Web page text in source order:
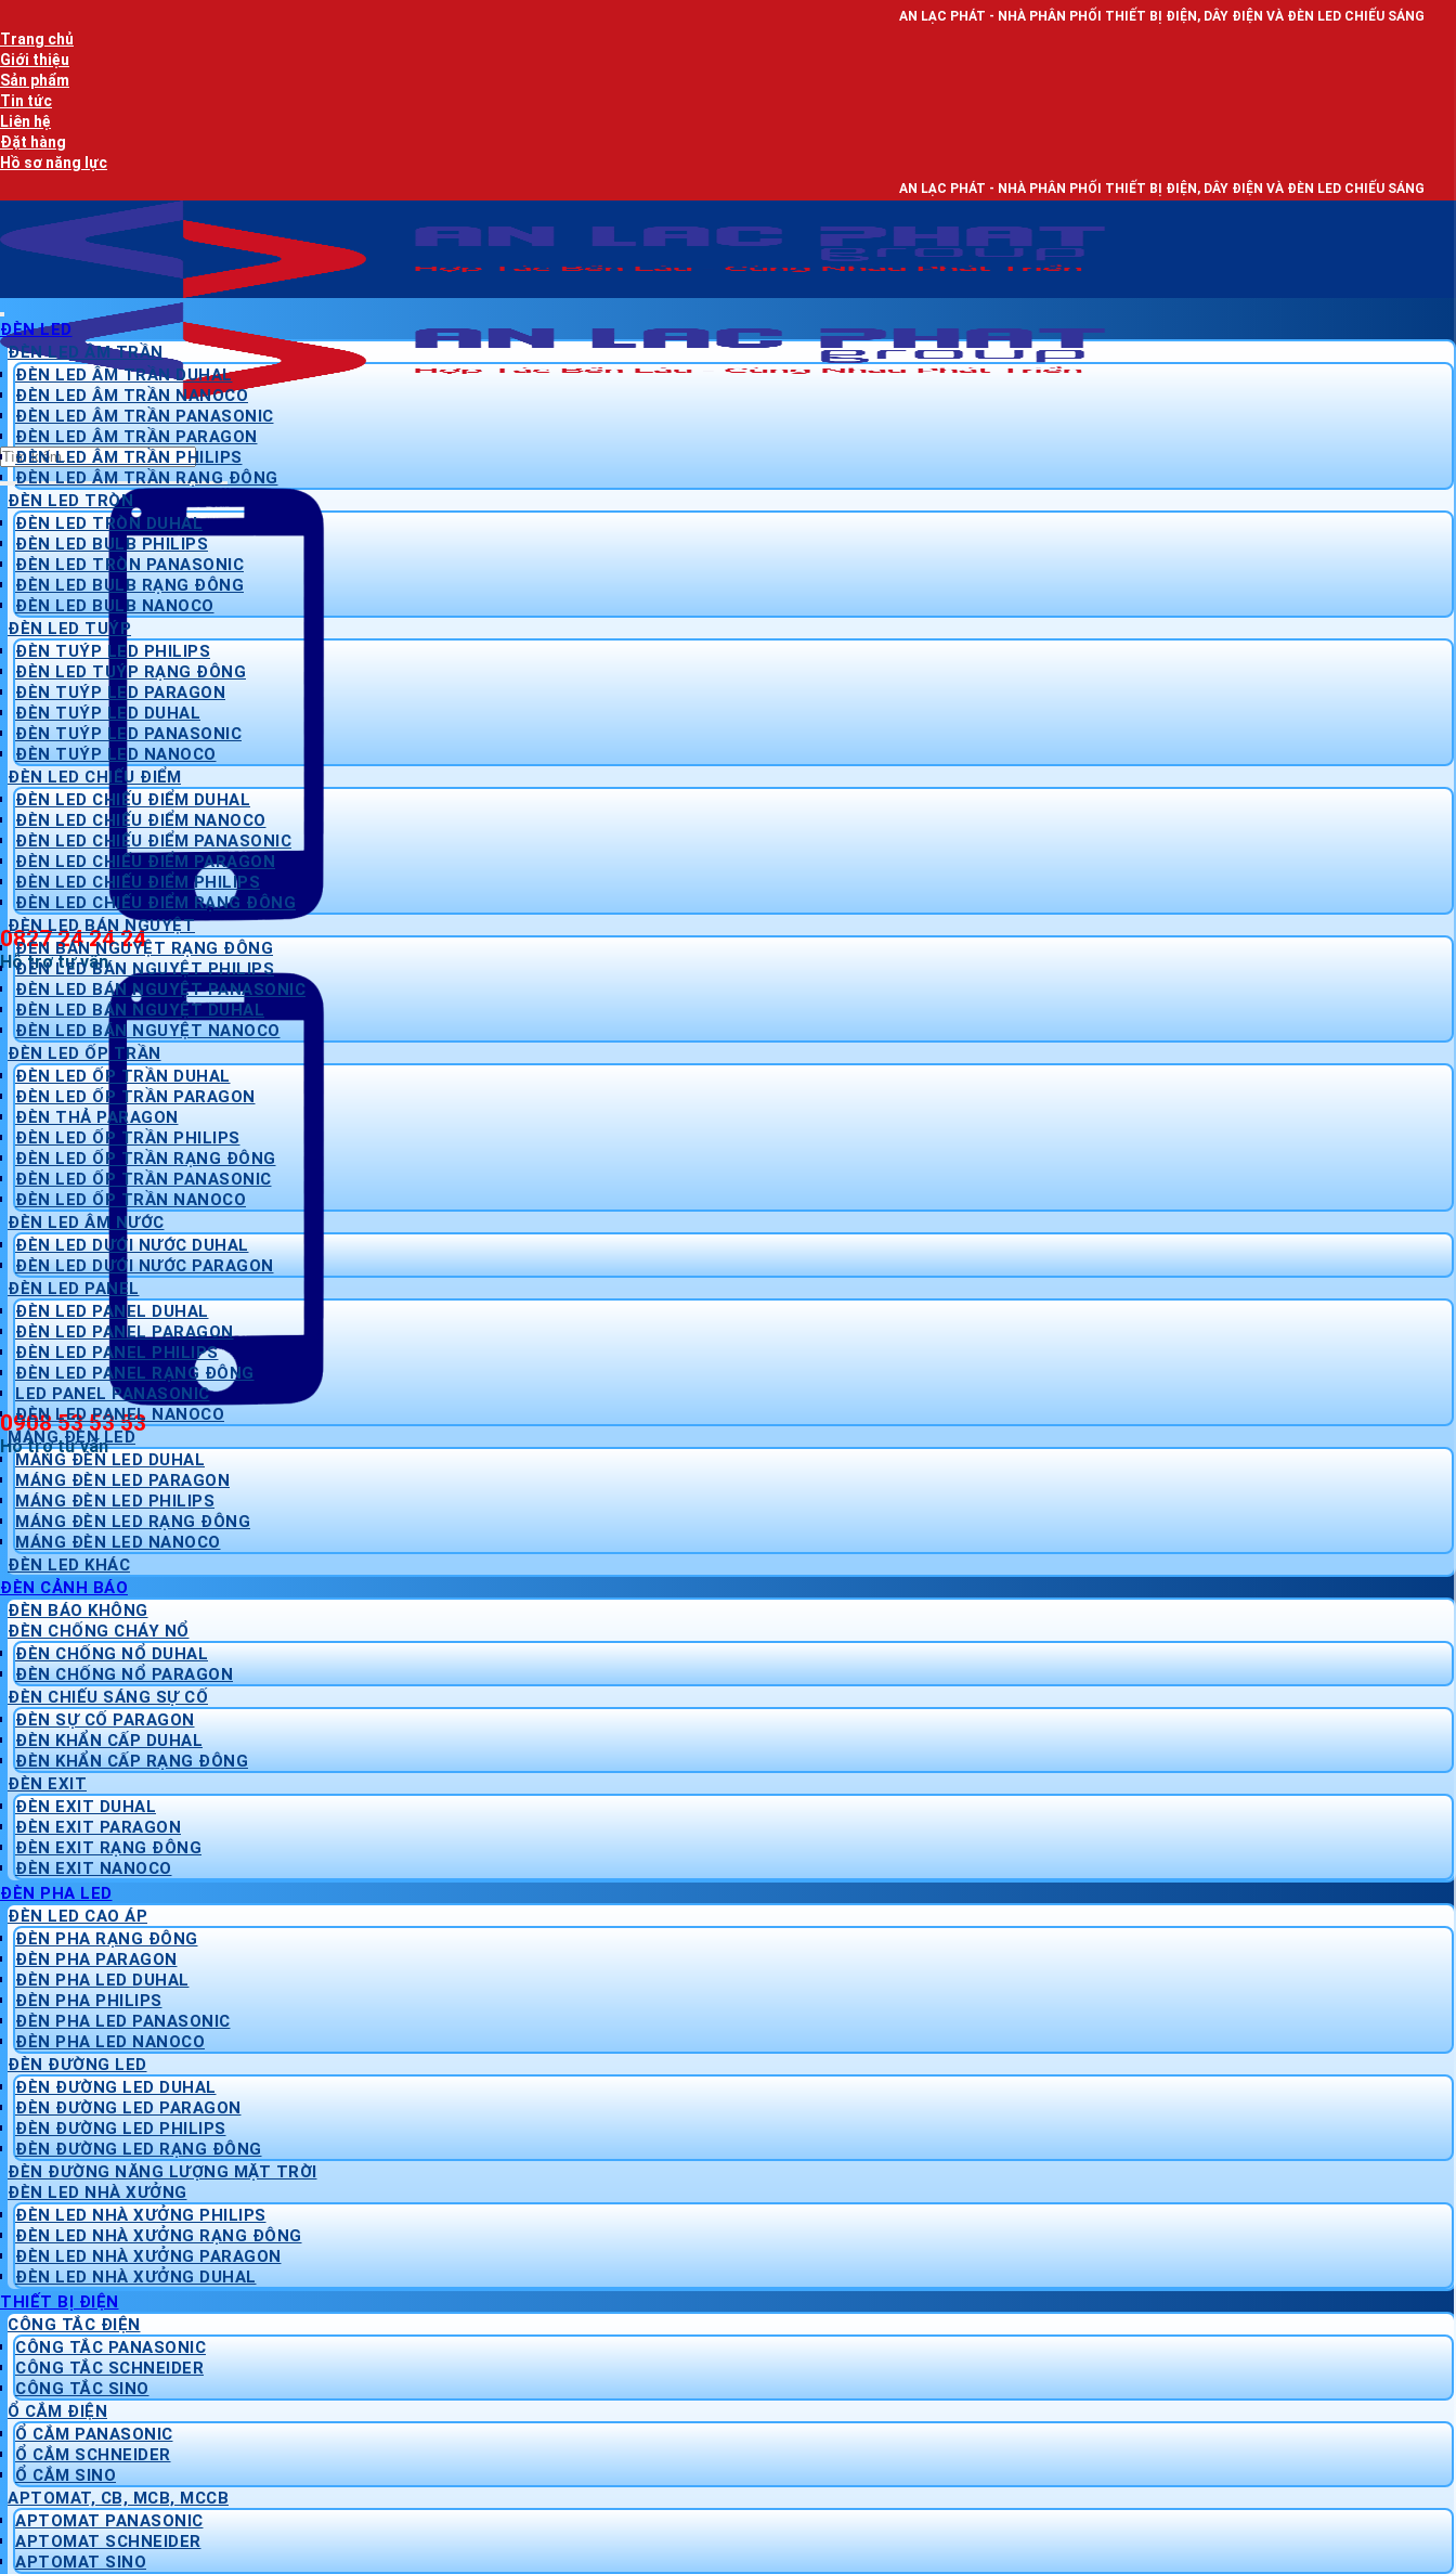
qua
nội
dung
AN LẠC PHÁT - NHÀ PHÂN PHỐI THIẾT BỊ ĐIỆN, DÂY ĐIỆN VÀ ĐÈN LED CHIẾU SÁNG
Trang chủ
Giới thiệu
Sản phẩm
Tin tức
Liên hệ
Đặt hàng
Hồ sơ năng lực
AN LẠC PHÁT - NHÀ PHÂN PHỐI THIẾT BỊ ĐIỆN, DÂY ĐIỆN VÀ ĐÈN LED CHIẾU SÁNG
Tìm
kiếm:
0827 24 24 24
Hỗ trợ tư vấn
0908 53 53 53
Hỗ trợ tư vấn
ĐÈN LED
ĐÈN LED ÂM TRẦN
ĐÈN LED ÂM TRẦN DUHAL
ĐÈN LED ÂM TRẦN NANOCO
ĐÈN LED ÂM TRẦN PANASONIC
ĐÈN LED ÂM TRẦN PARAGON
ĐÈN LED ÂM TRẦN PHILIPS
ĐÈN LED ÂM TRẦN RẠNG ĐÔNG
ĐÈN LED TRÒN
ĐÈN LED TRÒN DUHAL
ĐÈN LED BULB PHILIPS
ĐÈN LED TRÒN PANASONIC
ĐÈN LED BULB RẠNG ĐÔNG
ĐÈN LED BULB NANOCO
ĐÈN LED TUÝP
ĐÈN TUÝP LED PHILIPS
ĐÈN LED TUÝP RẠNG ĐÔNG
ĐÈN TUÝP LED PARAGON
ĐÈN TUÝP LED DUHAL
ĐÈN TUÝP LED PANASONIC
ĐÈN TUÝP LED NANOCO
ĐÈN LED CHIẾU ĐIỂM
ĐÈN LED CHIẾU ĐIỂM DUHAL
ĐÈN LED CHIẾU ĐIỂM NANOCO
ĐÈN LED CHIẾU ĐIỂM PANASONIC
ĐÈN LED CHIẾU ĐIỂM PARAGON
ĐÈN LED CHIẾU ĐIỂM PHILIPS
ĐÈN LED CHIẾU ĐIỂM RẠNG ĐÔNG
ĐÈN LED BÁN NGUYỆT
ĐÈN BÁN NGUYỆT RẠNG ĐÔNG
ĐÈN LED BÁN NGUYỆT PHILIPS
ĐÈN LED BÁN NGUYỆT PANASONIC
ĐÈN LED BÁN NGUYỆT DUHAL
ĐÈN LED BÁN NGUYỆT NANOCO
ĐÈN LED ỐP TRẦN
ĐÈN LED ỐP TRẦN DUHAL
ĐÈN LED ỐP TRẦN PARAGON
ĐÈN THẢ PARAGON
ĐÈN LED ỐP TRẦN PHILIPS
ĐÈN LED ỐP TRẦN RẠNG ĐÔNG
ĐÈN LED ỐP TRẦN PANASONIC
ĐÈN LED ỐP TRẦN NANOCO
ĐÈN LED ÂM NƯỚC
ĐÈN LED DƯỚI NƯỚC DUHAL
ĐÈN LED DƯỚI NƯỚC PARAGON
ĐÈN LED PANEL
ĐÈN LED PANEL DUHAL
ĐÈN LED PANEL PARAGON
ĐÈN LED PANEL PHILIPS
ĐÈN LED PANEL RẠNG ĐÔNG
LED PANEL PANASONIC
ĐÈN LED PANEL NANOCO
MÁNG ĐÈN LED
MÁNG ĐÈN LED DUHAL
MÁNG ĐÈN LED PARAGON
MÁNG ĐÈN LED PHILIPS
MÁNG ĐÈN LED RẠNG ĐÔNG
MÁNG ĐÈN LED NANOCO
ĐÈN LED KHÁC
ĐÈN CẢNH BÁO
ĐÈN BÁO KHÔNG
ĐÈN CHỐNG CHÁY NỔ
ĐÈN CHỐNG NỔ DUHAL
ĐÈN CHỐNG NỔ PARAGON
ĐÈN CHIẾU SÁNG SỰ CỐ
ĐÈN SỰ CỐ PARAGON
ĐÈN KHẨN CẤP DUHAL
ĐÈN KHẨN CẤP RẠNG ĐÔNG
ĐÈN EXIT
ĐÈN EXIT DUHAL
ĐÈN EXIT PARAGON
ĐÈN EXIT RẠNG ĐÔNG
ĐÈN EXIT NANOCO
ĐÈN PHA LED
ĐÈN LED CAO ÁP
ĐÈN PHA RẠNG ĐÔNG
ĐÈN PHA PARAGON
ĐÈN PHA LED DUHAL
ĐÈN PHA PHILIPS
ĐÈN PHA LED PANASONIC
ĐÈN PHA LED NANOCO
ĐÈN ĐƯỜNG LED
ĐÈN ĐƯỜNG LED DUHAL
ĐÈN ĐƯỜNG LED PARAGON
ĐÈN ĐƯỜNG LED PHILIPS
ĐÈN ĐƯỜNG LED RẠNG ĐÔNG
ĐÈN ĐƯỜNG NĂNG LƯỢNG MẶT TRỜI
ĐÈN LED NHÀ XƯỞNG
ĐÈN LED NHÀ XƯỞNG PHILIPS
ĐÈN LED NHÀ XƯỞNG RẠNG ĐÔNG
ĐÈN LED NHÀ XƯỞNG PARAGON
ĐÈN LED NHÀ XƯỞNG DUHAL
THIẾT BỊ ĐIỆN
CÔNG TẮC ĐIỆN
CÔNG TẮC PANASONIC
CÔNG TẮC SCHNEIDER
CÔNG TẮC SINO
Ổ CẮM ĐIỆN
Ổ CẮM PANASONIC
Ổ CẮM SCHNEIDER
Ổ CẮM SINO
APTOMAT, CB, MCB, MCCB
APTOMAT PANASONIC
APTOMAT SCHNEIDER
APTOMAT SINO